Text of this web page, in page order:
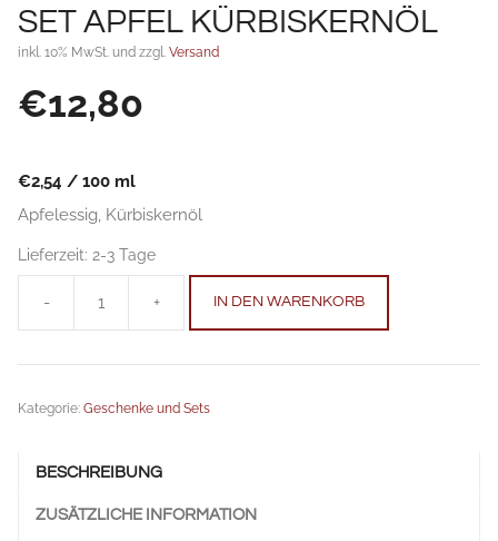
SET APFEL KÜRBISKERNÖL
inkl. 10% MwSt. und zzgl. Versand
€12,80
€2,54 / 100 ml
Apfelessig, Kürbiskernöl
Lieferzeit: 2-3 Tage
-
Apfel
Kürbiskernöl
+ IN DEN WARENKORB
Kategorie: Geschenke und Sets
BESCHREIBUNG
ZUSÄTZLICHE INFORMATION